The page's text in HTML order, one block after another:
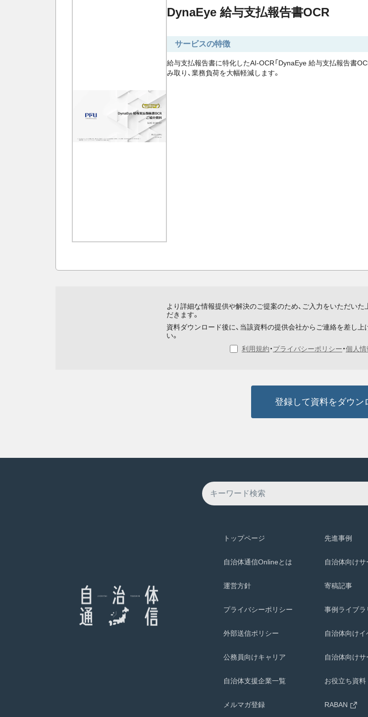
DynaEye 給与支払報告書OCR
サービスの特徴
給与支払報告書に特化したAI-OCR「DynaEye 給与支払報告書
み取り、業務負荷を大幅軽減します。
より詳細な情報提供や解決のご提案のため、ご入力をいただい
だきます。
資料ダウンロード後に、当該資料の提供会社からご連絡を差し
い。
利用規約・プライバシーポリシー・個人情
登録して資料をダウン
トップページ
自治体通信Onlineとは
運営方針
プライバシーポリシー
外部送信ポリシー
公務員向けキャリア
自治体支援企業一覧
メルマガ登録
先進事例
自治体向け
寄稿記事
事例ライブラ
自治体向けイ
自治体向け
お役立ち資料
RABAN